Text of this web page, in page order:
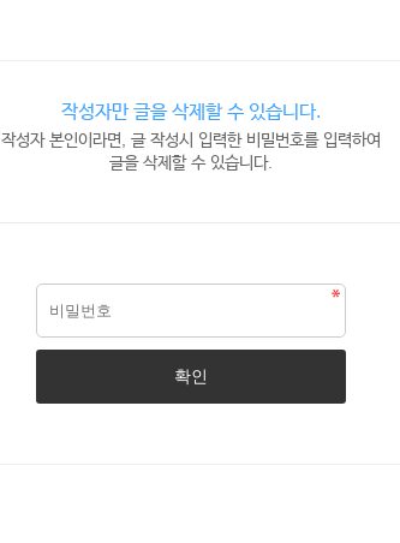
작성자만 글을 삭제할 수 있습니다.
작성자 본인이라면, 글 작성시 입력한 비밀번호를 입력하여
글을 삭제할 수 있습니다.